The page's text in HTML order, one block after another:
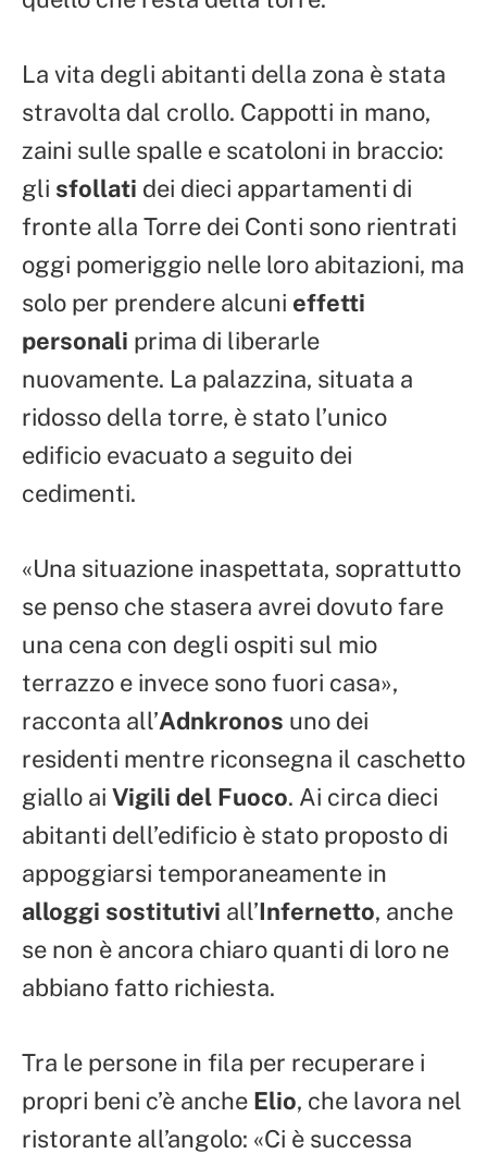
La vita degli abitanti della zona è stata
stravolta dal crollo. Cappotti in mano,
zaini sulle spalle e scatoloni in braccio:
gli sfollati dei dieci appartamenti di
fronte alla Torre dei Conti sono rientrati
oggi pomeriggio nelle loro abitazioni, ma
solo per prendere alcuni effetti
personali prima di liberarle
nuovamente. La palazzina, situata a
ridosso della torre, è stato l’unico
edificio evacuato a seguito dei
cedimenti.
«Una situazione inaspettata, soprattutto
se penso che stasera avrei dovuto fare
una cena con degli ospiti sul mio
terrazzo e invece sono fuori casa»,
racconta all’Adnkronos uno dei
residenti mentre riconsegna il caschetto
giallo ai Vigili del Fuoco. Ai circa dieci
abitanti dell’edificio è stato proposto di
appoggiarsi temporaneamente in
alloggi sostitutivi all’Infernetto, anche
se non è ancora chiaro quanti di loro ne
abbiano fatto richiesta.
Tra le persone in fila per recuperare i
propri beni c’è anche Elio, che lavora nel
ristorante all’angolo: «Ci è successa